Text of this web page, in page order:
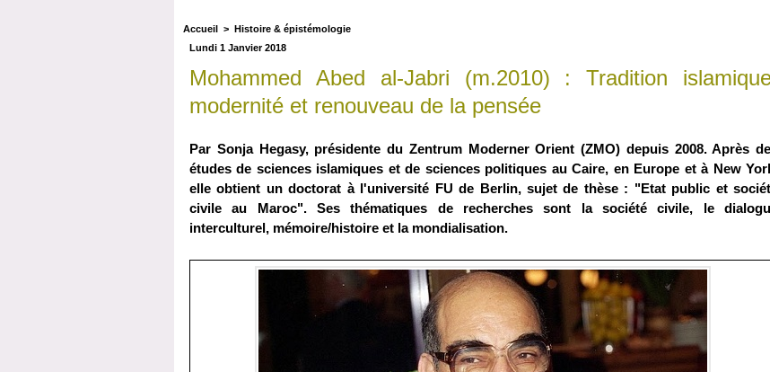
Accueil > Histoire & épistémologie
Lundi 1 Janvier 2018
Mohammed Abed al-Jabri (m.2010) : Tradition
modernité et renouveau de la pensée
Par Sonja Hegasy, présidente du Zentrum Moderner Orient (ZMO) depuis 2008. Après
études de sciences islamiques et de sciences politiques au Caire, en Europe et à New
elle obtient un doctorat à l'université FU de Berlin, sujet de thèse : "Etat public et
civile au Maroc". Ses thématiques de recherches sont la société civile, le
interculturel, mémoire/histoire et la mondialisation.